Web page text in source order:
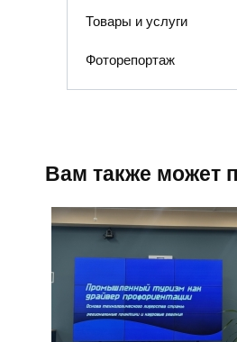
Товары и услуги
Фоторепортаж
Вам также может